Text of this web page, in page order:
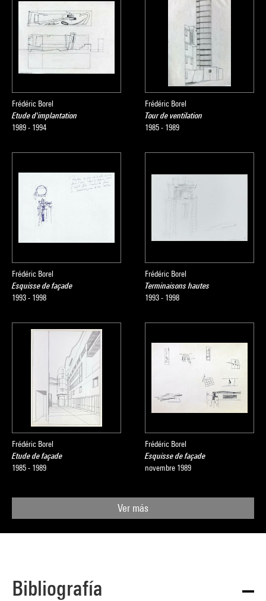
Frédéric Borel
Etude d'implantation
1989 - 1994
Frédéric Borel
Tour de ventilation
1985 - 1989
Frédéric Borel
Esquisse de façade
1993 - 1998
Frédéric Borel
Terminaisons hautes
1993 - 1998
Frédéric Borel
Etude de façade
1985 - 1989
Frédéric Borel
Esquisse de façade
novembre 1989
Ver más
Bibliografía